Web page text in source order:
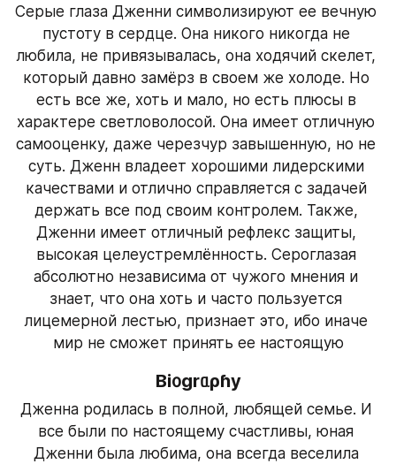
Серые глаза Дженни символизируют ее вечную
пустоту в сердце. Она никого никогда не
любила, не привязывалась, она ходячий скелет,
который давно замёрз в своем же холоде. Но
есть все же, хоть и мало, но есть плюсы в
характере светловолосой. Она имеет отличную
самооценку, даже черезчур завышенную, но не
суть. Дженн владеет хорошими лидерскими
качествами и отлично справляется с задачей
держать все под своим контролем. Также,
Дженни имеет отличный рефлекс защиты,
высокая целеустремлённость. Сероглазая
абсолютно независима от чужого мнения и
знает, что она хоть и часто пользуется
лицемерной лестью, признает это, ибо иначе
мир не сможет принять ее настоящую
Bi᧐grᥲρɦy
Дженна родилась в полной, любящей семье. И
все были по настоящему счастливы, юная
Дженни была любима, она всегда веселила